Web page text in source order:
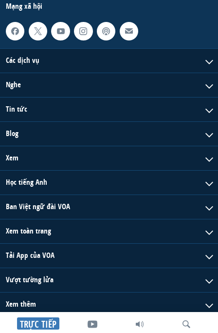
TRỰC TIẾP
Mạng xã hội
Các dịch vụ
Nghe
Tin tức
Blog
Xem
Học tiếng Anh
Ban Việt ngữ đài VOA
Xem toàn trang
Tải App của VOA
Vượt tường lửa
Xem thêm